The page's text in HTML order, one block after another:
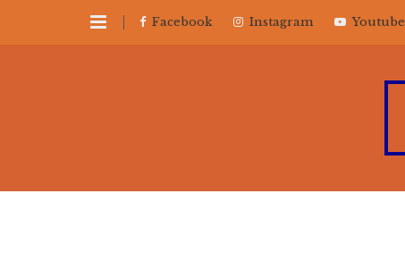
Facebook Instagram Youtube